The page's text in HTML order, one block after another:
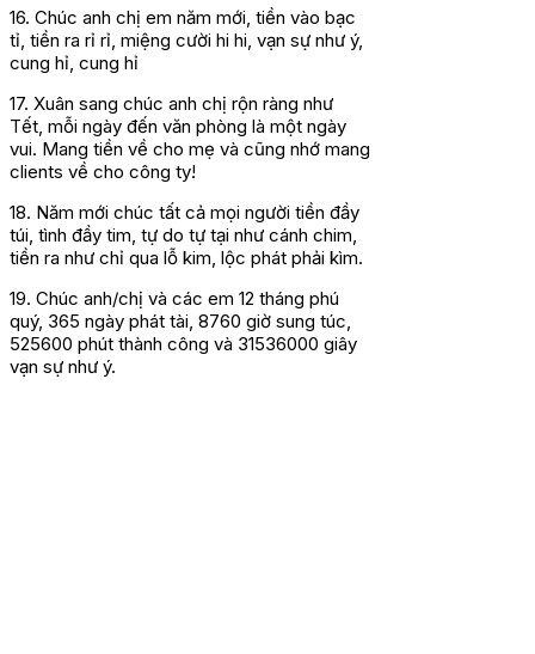
16. Chúc anh chị em năm mới, tiền vào bạc
tỉ, tiền ra rỉ rỉ, miệng cười hi hi, vạn sự như ý,
cung hỉ, cung hỉ
17. Xuân sang chúc anh chị rộn ràng như
Tết, mỗi ngày đến văn phòng là một ngày
vui. Mang tiền về cho mẹ và cũng nhớ mang
clients về cho công ty!
18. Năm mới chúc tất cả mọi người tiền đầy
túi, tình đầy tim, tự do tự tại như cánh chim,
tiền ra như chỉ qua lỗ kim, lộc phát phải kìm.
19. Chúc anh/chị và các em 12 tháng phú
quý, 365 ngày phát tài, 8760 giờ sung túc,
525600 phút thành công và 31536000 giây
vạn sự như ý.